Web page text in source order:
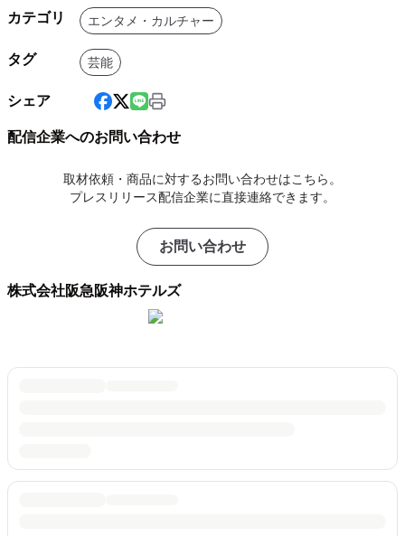
カテゴリ エンタメ・カルチャー
タグ 芸能
シェア
配信企業へのお問い合わせ
取材依頼・商品に対するお問い合わせはこちら。
プレスリリース配信企業に直接連絡できます。
お問い合わせ
株式会社阪急阪神ホテルズ